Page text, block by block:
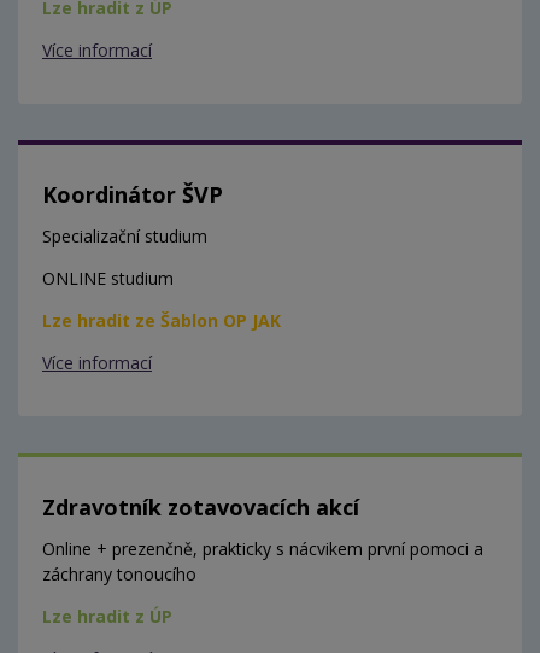
Lze hradit z ÚP
Více informací
Koordinátor ŠVP
Specializační studium
ONLINE studium
Lze hradit ze Šablon OP JAK
Více informací
Zdravotník zotavovacích akcí
Online + prezenčně, prakticky s nácvikem první pomoci a
záchrany tonoucího
Lze hradit z ÚP